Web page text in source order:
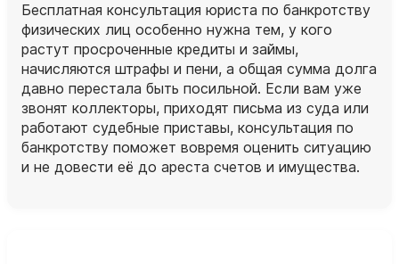
Бесплатная консультация юриста по банкротству
физических лиц особенно нужна тем, у кого
растут просроченные кредиты и займы,
начисляются штрафы и пени, а общая сумма долга
давно перестала быть посильной. Если вам уже
звонят коллекторы, приходят письма из суда или
работают судебные приставы, консультация по
банкротству поможет вовремя оценить ситуацию
и не довести её до ареста счетов и имущества.